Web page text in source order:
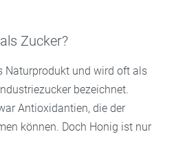
Zucker?
Naturprodukt und wird oft als
bezeichnet.
Antioxidantien, die der
können. Doch Honig ist nur